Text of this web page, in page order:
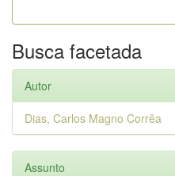
Busca facetada
Autor
Dias, Carlos Magno Corrêa
Assunto